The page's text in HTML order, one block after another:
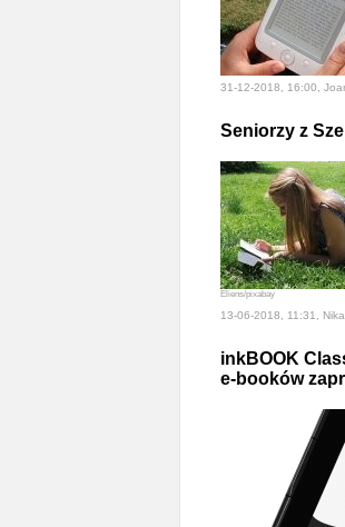
31-12-2018, 16:00,
Seniorzy z
Eliens/pixabay
13-06-2018, 11:31, Nika,
inkBOOK
e-booków